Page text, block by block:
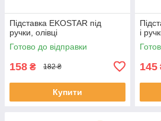
Підставка EKOSTAR під
ручки, олівці
Готово до відправки
158 ₴ 182 ₴
Купити
і
145